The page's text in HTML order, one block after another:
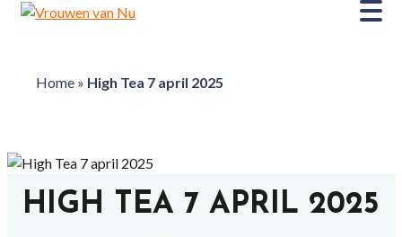
Home» High Tea 7 april 2025
HIGH TEA 7 APRIL 2025